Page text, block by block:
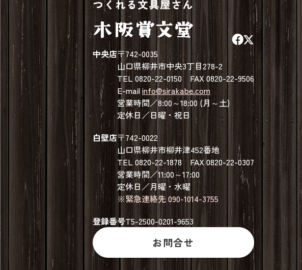
中央店〒742-0035
山口県柳井市中央3丁目278-2
TEL 0820-22-0150 FAX 0820-22-9506
E-mailinfo@sirakabe.com
営業時間／8:00～18:00 (月～土)
定休日／日曜・祝日
白壁店〒742-0022
山口県柳井市柳井津452番地
TEL 0820-22-1878 FAX 0820-22-0307
営業時間／11:00～17:00
定休日／月曜・水曜
※緊急連絡先 090-1014-3755
登録番号T5-2500-0201-9653
お問合せ